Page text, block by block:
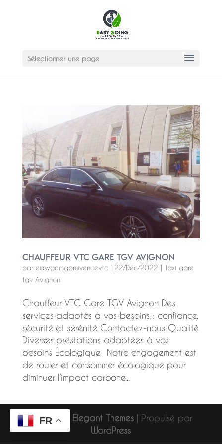
Sélectionner une page
Chauffeur VTC Gare TGV Avignon
par easygoingprovencevtc | 22/Déc/2022 | Taxi gare
tgv Avignon
Chauffeur VTC Gare TGV Avignon Des
services adaptés à vos besoins : confiance,
sécurité et sérénité Contactez-nous Qualité
Diverses prestations adaptées à vos
besoins Écologique Notre engagement est
de rouler et consommer écologique pour
diminuer l’impact carbone...
Design de Elegant Themes | Propulsé par
WordPress
FR